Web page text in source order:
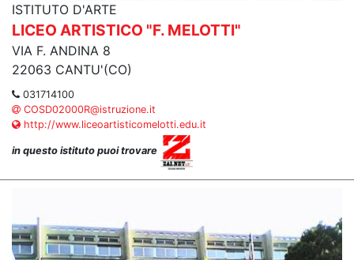
ISTITUTO D'ARTE
LICEO ARTISTICO "F. MELOTTI"
VIA F. ANDINA 8
22063 CANTU'(CO)
031714100
COSD02000R@istruzione.it
http://www.liceoartisticomelotti.edu.it
in questo istituto puoi trovare